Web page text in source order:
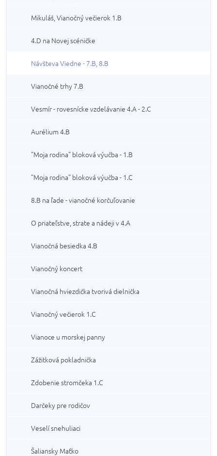
Mikuláš, Vianočný večierok 1.B
4.D na Novej scéničke
Návšteva Viedne - 7.B, 8.B
Vianočné trhy 7.B
Vesmír - rovesnícke vzdelávanie 4.A - 2.C
Aurélium 4.B
"Moja rodina" bloková výučba - 1.B
"Moja rodina" bloková výučba - 1.C
8.B na ľade - vianočné korčuľovanie
O priateľstve, strate a nádeji v 4.A
Vianočná besiedka 4.B
Vianočný koncert
Vianočná hviezdička tvorivá dielnička
Vianočný večierok 1.C
Vianoce u morskej panny
Zážitková pokladnička
Zdobenie stromčeka 1.C
Darčeky pre rodičov
Veselí snehuliaci
Šaliansky Maťko